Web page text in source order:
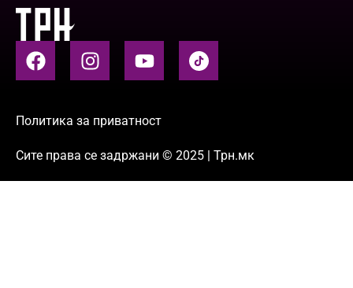
Политика за приватност
Сите права се задржани © 2025 | Трн.мк